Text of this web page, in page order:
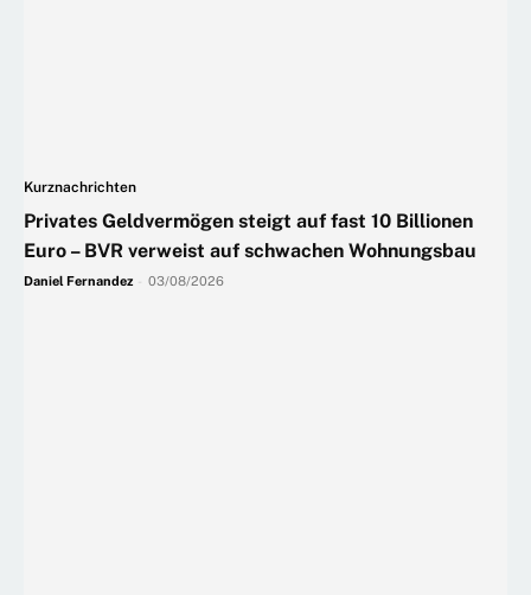
Kurznachrichten
Privates Geldvermögen steigt auf fast 10 Billionen
Euro – BVR verweist auf schwachen Wohnungsbau
Daniel Fernandez 03/08/2026